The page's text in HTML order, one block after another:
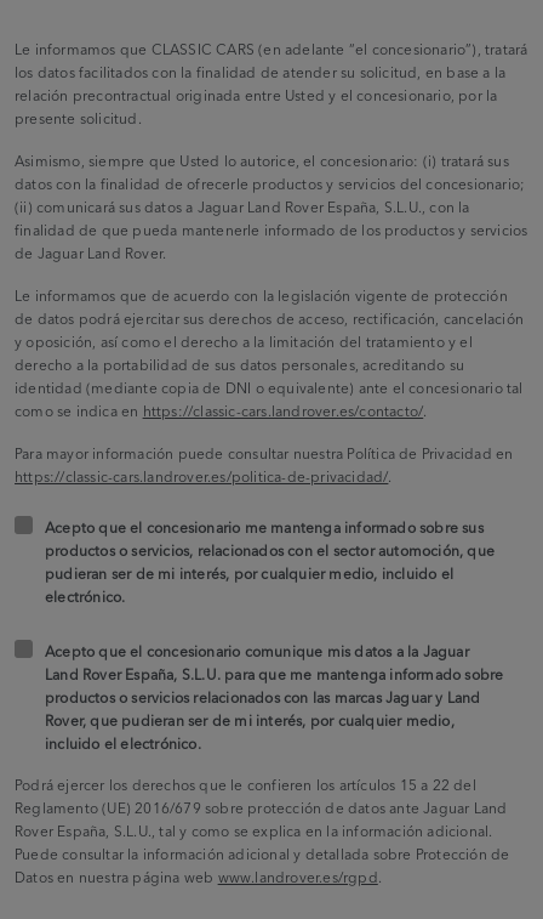
Le informamos que CLASSIC CARS (en adelante “el concesionario”), tratará
los datos facilitados con la finalidad de atender su solicitud, en base a la
relación precontractual originada entre Usted y el concesionario, por la
presente solicitud.
Asimismo, siempre que Usted lo autorice, el concesionario: (i) tratará sus
datos con la finalidad de ofrecerle productos y servicios del concesionario;
(ii) comunicará sus datos a Jaguar Land Rover España, S.L.U., con la
finalidad de que pueda mantenerle informado de los productos y servicios
de Jaguar Land Rover.
Le informamos que de acuerdo con la legislación vigente de protección
de datos podrá ejercitar sus derechos de acceso, rectificación, cancelación
y oposición, así como el derecho a la limitación del tratamiento y el
derecho a la portabilidad de sus datos personales, acreditando su
identidad (mediante copia de DNI o equivalente) ante el concesionario tal
como se indica en https://classic-cars.landrover.es/contacto/
Para mayor información puede consultar nuestra Política de Privacidad en
https://classic-cars.landrover.es/politica-de-privacidad/
Acepto que el concesionario me mantenga informado sobre sus
productos o servicios, relacionados con el sector automoción, que
pudieran ser de mi interés, por cualquier medio, incluido el
electrónico.
Acepto que el concesionario comunique mis datos a la Jaguar
Land Rover España, S.L.U. para que me mantenga informado sobre
productos o servicios relacionados con las marcas Jaguar y Land
Rover, que pudieran ser de mi interés, por cualquier medio,
incluido el electrónico.
Podrá ejercer los derechos que le confieren los artículos 15 a 22 del
Reglamento (UE) 2016/679 sobre protección de datos ante Jaguar Land
Rover España, S.L.U., tal y como se explica en la información adicional.
Puede consultar la información adicional y detallada sobre Protección de
Datos en nuestra página web www.landrover.es/rgpd